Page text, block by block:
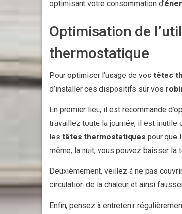
optimisant votre consommation d’
Optimisation de
thermostatique
Pour optimiser l’usage de vos têtes
d’installer ces dispositifs sur vos
En premier lieu, il est recommandé
travaillez toute la journée, il est inutile
les têtes thermostatiques pour que
même, la nuit, vous pouvez baisser
Deuxièmement, veillez à ne pas
circulation de la chaleur et ainsi
Enfin, pensez à entretenir